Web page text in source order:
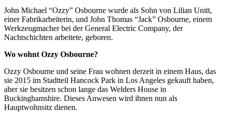
John Michael “Ozzy” Osbourne wurde als Sohn von Lilian Unitt,
einer Fabrikarbeiterin, und John Thomas “Jack” Osbourne, einem
Werkzeugmacher bei der General Electric Company, der
Nachtschichten arbeitete, geboren.
Wo wohnt Ozzy Osbourne?
Ozzy Osbourne und seine Frau wohnen derzeit in einem Haus, das
sie 2015 im Stadtteil Hancock Park in Los Angeles gekauft haben,
aber sie besitzen schon lange das Welders House in
Buckinghamshire. Dieses Anwesen wird ihnen nun als
Hauptwohnsitz dienen.